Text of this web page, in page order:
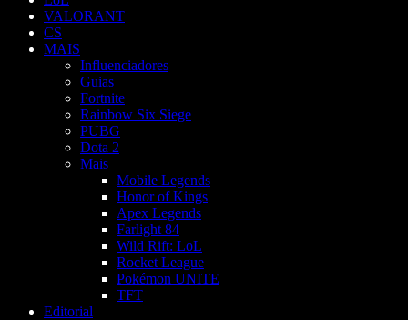
VALORANT
CS
MAIS
Influenciadores
Guias
Fortnite
Rainbow Six Siege
PUBG
Dota 2
Mais
Mobile Legends
Honor of Kings
Apex Legends
Farlight 84
Wild Rift: LoL
Rocket League
Pokémon UNITE
TFT
Editorial